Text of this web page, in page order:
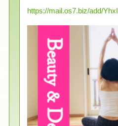
https://mail.os7.biz/add/YhxI